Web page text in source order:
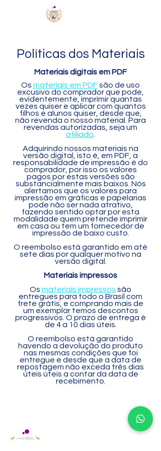
Políticas dos Materiais
Materiais digitais em PDF
Os materiais em PDFsão de uso
excusivo do comprador que pode,
evidentemente, imprimir quantas
vezes quiser e aplicar com quantos
filhos e alunos quiser, desde que,
não revenda o nosso material. Para
revendas autorizadas, seja um
afiliado
Adquirindo nossos materiais na
versão digital, isto é, em PDF, a
responsabilidade de impressão é do
comprador, por isso os valores
pagos por estas versões são
substancialmente mais baixos. Nós
alertamos que os valores para
impressão em gráficas e papelarias
pode não ser nada atrativo,
fazendo sentido optar por esta
modalidade quem pretende imprimir
em casa ou tem um fornecedor de
impressão de baixo custo.
O reembolso está garantido em até
sete dias por qualquer motivo na
versão digital.
Materiais impressos
Os materiais impressos são
entregues para todo o Brasil com
frete grátis, e comprando mais de
um exemplar temos descontos
progressivos. O prazo de entrega é
de 4 a 10 dias úteis.
O reembolso está garantido
havendo a devolução do produto
nas mesmas condições que foi
entregue e desde que a data de
repostagem não exceda três dias
úteis úteis a contar da data de
recebimento.